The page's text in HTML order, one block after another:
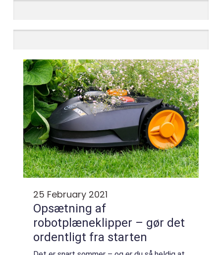
25 February 2021
Opsætning af
robotplæneklipper – gør det
ordentligt fra starten